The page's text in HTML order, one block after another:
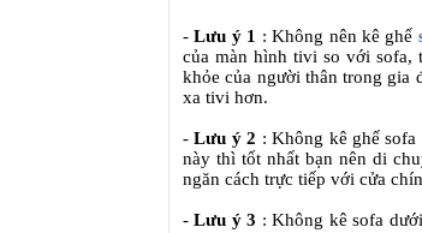
-Lưu ý 1 : Không nên kê ghế
của màn hình tivi so với sofa,
khỏe của người thân trong gia
xa tivi hơn.
-Lưu ý 2 : Không kê ghế
này thì tốt nhất bạn nên di
ngăn cách trực tiếp với cửa
-Lưu ý 3 : Không kê sofa